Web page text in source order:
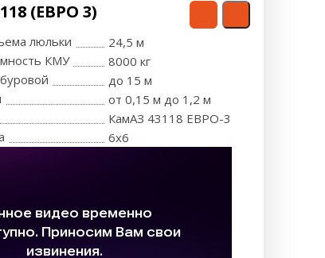
(ЕВРО 3)
люльки
24,5 м
КМУ
8000 кг
до 15 м
от 0,15 м до 1,2 м
КамАЗ 43118 ЕВРО-3
6x6